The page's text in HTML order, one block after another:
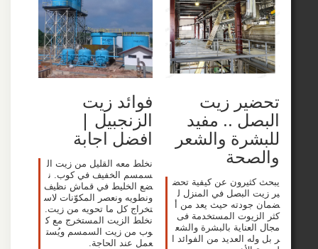
زيت
.. مفيد
والشعر
عن كيفية تحض
البصل في المنزل ل
حيث يعد من أ
المستخدمة فى
بالبشرة والشع
العديد من الفوائد ا
فوائد زيت
الزنجبيل |
افضل اجابة
نخلط معه القليل من زيت ال
سمسم الخفيف في كوب. ن
ضع الخليط في قماش نظيف
ونطويه ونعصر المكوّنات لاس
تخراج كل ما تحويه من زيت.
نخلط الزيت المستخرج مع ك
وب من زيت السمسم ويُست
عمل عند الحاجة.